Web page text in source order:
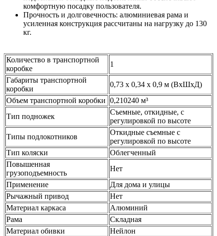
комфортную посадку пользователя.
Прочность и долговечность: алюминиевая рама и
усиленная конструкция рассчитаны на нагрузку до 130
кг.
Количество в транспортной
коробке
1
Габариты транспортной
коробки
0,73 x 0,34 x 0,9 м (ВхШхД)
Объем транспортной коробки 0,210240 м³
Тип подножек
Съемные, откидные, с
регулировкой по высоте
Типы подлокотников
Откидные съемные с
регулировкой по высоте
Тип коляски
Облегченный
Повышенная
грузоподъемность
Нет
Применение
Для дома и улицы
Рычажный привод
Нет
Материал каркаса
Алюминий
Рама
Складная
Материал обивки
Нейлон